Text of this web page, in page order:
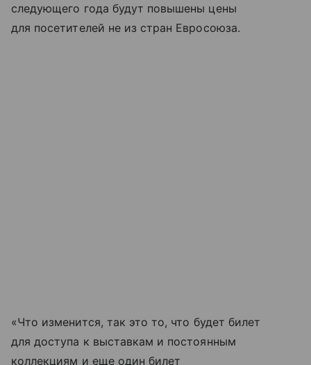
следующего года будут повышены цены
для посетителей не из стран Евросоюза.
«Что изменится, так это то, что будет билет
для доступа к выставкам и постоянным
коллекциям и еще один билет